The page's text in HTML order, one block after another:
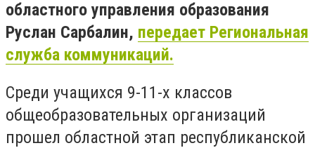
областного управления образования
Руслан Сарбалин, передает Региональная
служба коммуникаций.
Среди учащихся 9-11-х классов
общеобразовательных организаций
прошел областной этап республиканской